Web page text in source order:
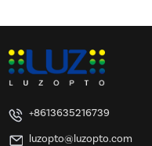
+8613635216739
luzopto@luzopto.com